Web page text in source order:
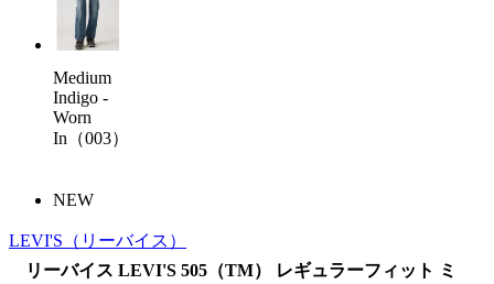
Medium
Indigo -
Worn
In（003）
NEW
LEVI'S （リーバイス）
リーバイス LEVI'S 505（TM） レギュラーフィット ミ